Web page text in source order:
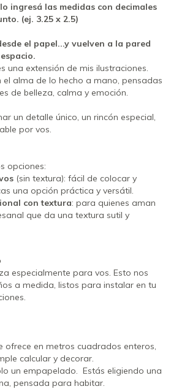
ingresá las medidas con decimales
(ej. 3.25 x 2.5)
el papel...y vuelven a la pared
extensión de mis ilustraciones.
el alma de lo hecho a mano, pensadas
de belleza, calma y emoción.
un detalle único, un rincón especial,
por vos.
opciones:
(sin textura): fácil de colocar y
una opción práctica y versátil.
con textura: para quienes aman
que da una textura sutil y
especialmente para vos. Esto nos
a medida, listos para instalar en tu
ofrece en metros cuadrados enteros,
calcular y decorar.
un empapelado. Estás eligiendo una
pensada para habitar.